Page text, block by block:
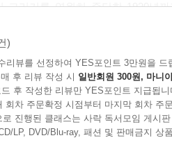
그리기를 영원히 중단한 1920년
서는 이미 말했지요. … 나는 늘
의 충족감은 평범한 한 사람으로
인할 수 있다. 이 책에서 그리는 그
)
리뷰를 선정하여 YES포인트 3만원을 드
후 리뷰 작성 시 일반회원 300원, 마니
후 작성한 리뷰만 YES포인트 지급됩니
회차 주문확정 시점부터 마지막 회차 주
진행된 클래스는 사락 독서모임 게시
LP, DVD/Blu-ray, 패션 및 판매금지 상